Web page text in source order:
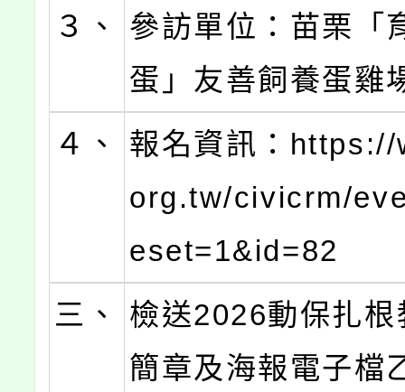
３、
參訪單位：苗栗「
蛋」友善飼養蛋雞
４、
報名資訊：
org.tw/civicrm/
eset=1&id=82
三、
檢送2026動保扎根
簡章及海報電子檔